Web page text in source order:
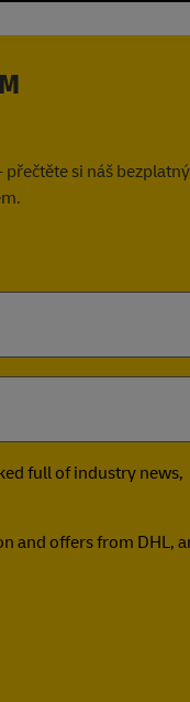
si náš bezplatný
full of industry news,
and offers from DHL,